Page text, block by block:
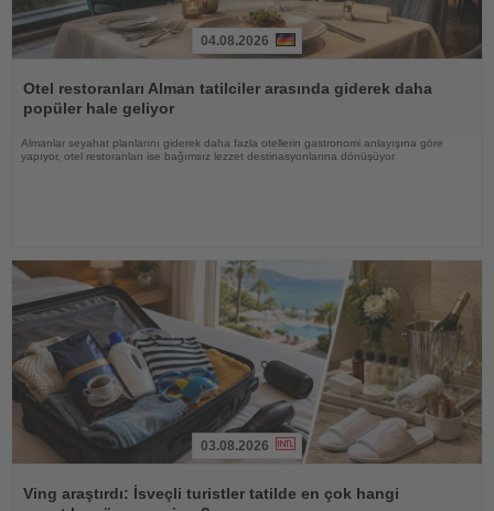
Oku
04.08.2026
Otel restoranları Alman tatilciler arasında giderek daha
popüler hale geliyor
Almanlar seyahat planlarını giderek daha fazla otellerin gastronomi anlayışına göre
yapıyor, otel restoranları ise bağımsız lezzet destinasyonlarına dönüşüyor
Oku
03.08.2026
Ving araştırdı: İsveçli turistler tatilde en çok hangi